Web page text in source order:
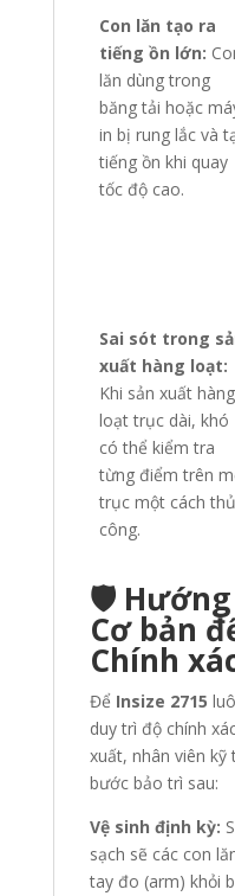
Con lăn tạo ra
tiếng ồn lớn:
lăn dùng trong
băng tải hoặc
in bị rung lắc và
tiếng ồn khi quay
tốc độ cao.
Sai sót trong
xuất hàng loạt:
Khi sản xuất hàng
loạt trục dài, khó
có thể kiểm tra
từng điểm trên
trục một cách thủ
công.
🛡️
Cơ bản
Chính
Để Insize 2715
duy trì độ chính
xuất, nhân viên
bước bảo trì sau:
Vệ sinh định kỳ:
sạch sẽ các con
tay đo (arm) khỏi